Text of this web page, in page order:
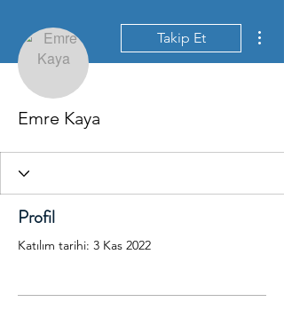
Takip Et
Emre Kaya
Profil
Katılım tarihi: 3 Kas 2022